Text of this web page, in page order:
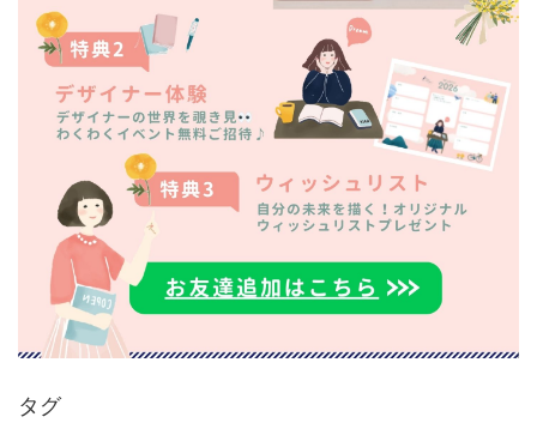
タグ